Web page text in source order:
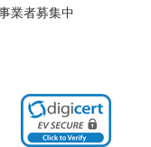
業者募集中